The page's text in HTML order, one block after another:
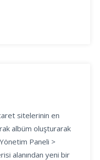
sitelerinin en
albüm oluşturarak
Paneli >
alanından yeni bir